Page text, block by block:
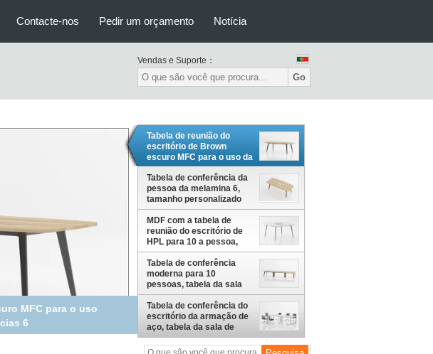
Contacte-nos Pedir um orçamento Notícia
Vendas e Suporte：
Go
MFC para o uso
6
Tabela de reunião do
escritório de Brown
escuro MFC para o uso da
pessoa da sala de
conferências 6
Tabela de conferência da
pessoa da melamina 6,
tamanho personalizado
mesa da sala de reunião
MDF com a tabela de
reunião do escritório de
HPL para 10 a pessoa,
mesa da sala de
conferências
Tabela de conferência
moderna para 10
pessoas, tabela da sala
de reunião do escritório
Tabela de conferência do
escritório da armação de
aço, tabela da sala de
reunião da parte superior
do MFC